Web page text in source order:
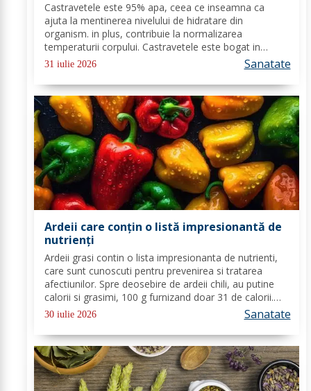
Castravetele este 95% apa, ceea ce inseamna ca
ajuta la mentinerea nivelului de hidratare din
organism. in plus, contribuie la normalizarea
temperaturii corpului. Castravetele este bogat in
vitaminele A si C, fibre si acid folic, substante nutritive
31 iulie 2026 Sanatate
Ardeii care conțin o listă impresionantă de
nutrienți
Ardeii grasi contin o lista impresionanta de nutrienti,
care sunt cunoscuti pentru prevenirea si tratarea
afectiunilor. Spre deosebire de ardeii chili, au putine
calorii si grasimi, 100 g furnizand doar 31 de calorii.
Ardeii dulci contin cantitati mici de capsaicina, un
30 iulie 2026 Sanatate